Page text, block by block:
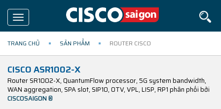
Toggle
navigation
TRANG CHỦ SẢN PHẨM ROUTER CISCO
CISCO ASR1002-X
Router SR1002-X, QuantumFlow processor, 5G system bandwidth,
WAN aggregation, SPA slot, SIP10, OTV, VPL, LISP, RP1 phân phối bởi
CISCOSAIGON ®